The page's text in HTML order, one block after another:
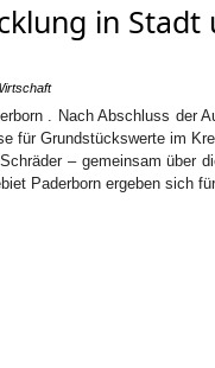
in Stadt
. Nach Abschluss der
für Grundstückswerte im
– gemeinsam über
Paderborn ergeben sich